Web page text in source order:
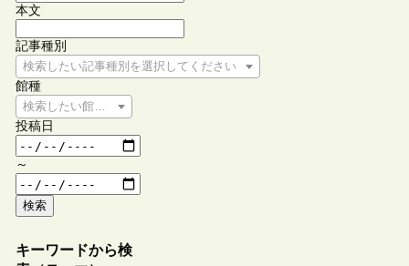
本文
記事種別
検索したい記事種別を選択してください
館種
検索したい館種を選択してください
投稿日
～
検索
キーワードから検